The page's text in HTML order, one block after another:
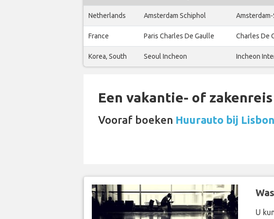
Netherlands Amsterdam Schiphol
France Paris Charles De Gaulle Charles De
Korea, South Seoul Incheon Incheon
Een vakantie- of
Vooraf boeken Huurauto bij
U